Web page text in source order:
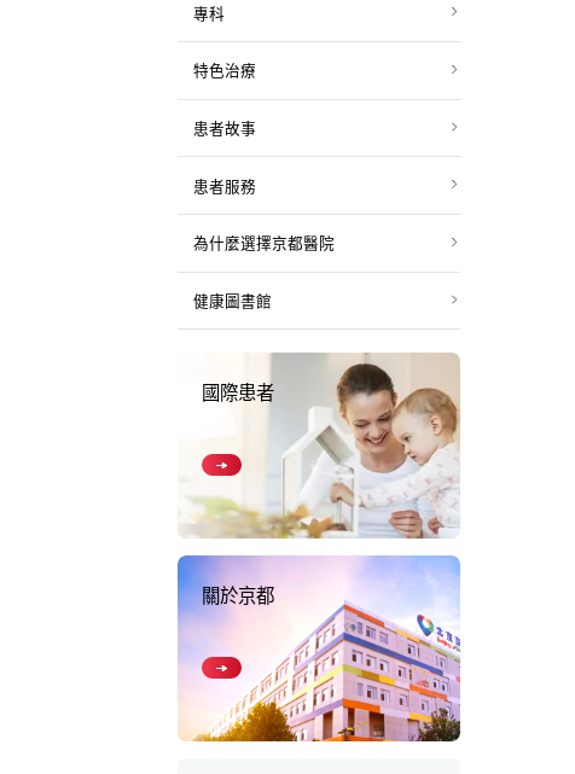
專科
特色治療
患者故事
患者服務
為什麼選擇京都醫院
健康圖書館
國際患者
關於京都